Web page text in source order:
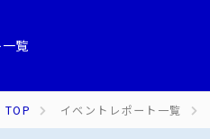
覧
TOP イベントレポート一覧